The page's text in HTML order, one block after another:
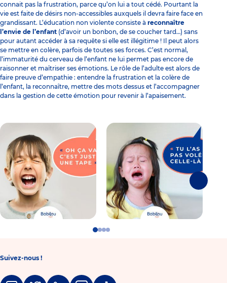
connait pas la frustration, parce qu’on lui a tout cédé. Pourtant la
vie est faite de désirs non-accessibles auxquels il devra faire face en
grandissant. L’éducation non violente consiste à reconnaître
l’envie de l’enfant (d’avoir un bonbon, de se coucher tard…) sans
pour autant accéder à sa requête si elle est illégitime ! Il peut alors
se mettre en colère, parfois de toutes ses forces. C’est normal,
l’immaturité du cerveau de l’enfant ne lui permet pas encore de
raisonner et maîtriser ses émotions. Le rôle de l’adulte est alors de
faire preuve d’empathie : entendre la frustration et la colère de
l’enfant, la reconnaître, mettre des mots dessus et l’accompagner
dans la gestion de cette émotion pour revenir à l’apaisement.
GoGo
GoGo
Suivez-nous !